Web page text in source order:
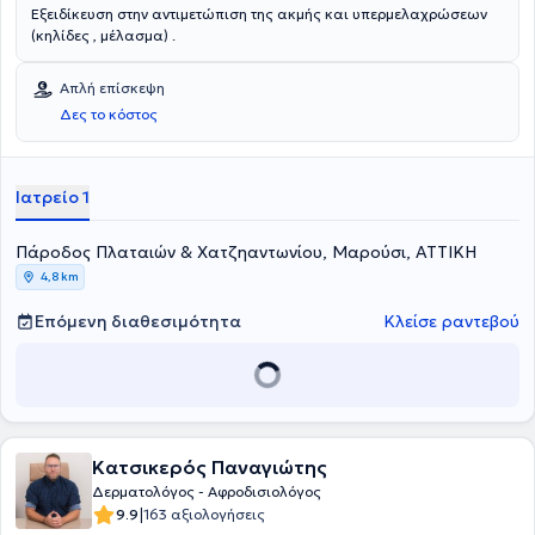
Εξειδίκευση στην αντιμετώπιση της ακμής και υπερμελαχρώσεων
(κηλίδες , μέλασμα) .
Απλή επίσκεψη
Δες το κόστος
Ιατρείο 1
Πάροδος Πλαταιών & Χατζηαντωνίου, Μαρούσι, ΑΤΤΙΚΗ
4,8 km
Επόμενη διαθεσιμότητα Κλείσε ραντεβού
Κατσικερός Παναγιώτης
Δερματολόγος - Αφροδισιολόγος
9.9|163 αξιολογήσεις